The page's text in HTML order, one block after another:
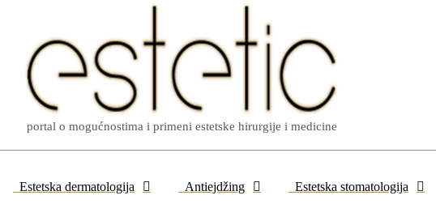
portal o mogućnostima i primeni estetske hirurgije i medicine
Estetska dermatologija Antiejdžing Estetska stomatologija